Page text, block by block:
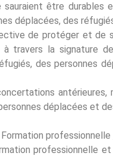
sauraient être
déplacées, des
de protéger et de
travers la signature
des personnes
déplacées et
professionnelle
professionnelle